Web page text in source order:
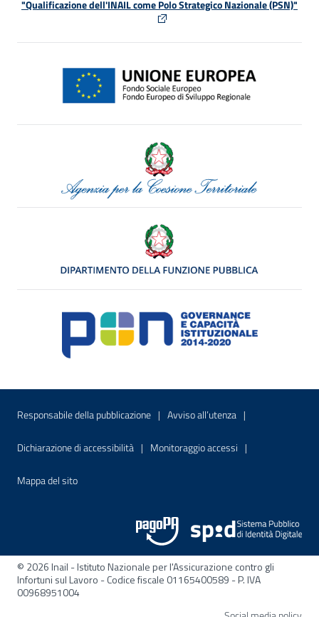
"Qualificazione dell'INAIL come Polo Strategico Nazionale (PSN)"
Menu di servizio
Responsabile della pubblicazione Sito interno - Apre in una nuova
Avviso all’utenza Sito interno -
Dichiarazione di accessibilità Sito interno - Apre in una nuova finestra
Monitoraggio accessi Sito interno -
Mappa del sitoSito interno - Apre nella stessa finestra
© 2026 Inail - Istituto Nazionale per l'Assicurazione contro gli
Infortuni sul Lavoro - Codice fiscale 01165400589 - P. IVA
00968951004